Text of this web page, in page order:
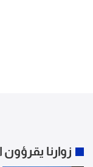
زوارنا يقرؤون